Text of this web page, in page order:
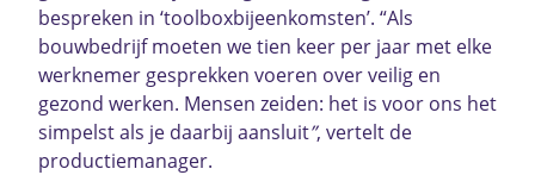
bespreken in ‘toolboxbijeenkomsten’. “Als
bouwbedrijf moeten we tien keer per jaar met elke
werknemer gesprekken voeren over veilig en
gezond werken. Mensen zeiden: het is voor ons het
simpelst als je daarbij aansluit”, vertelt de
productiemanager.